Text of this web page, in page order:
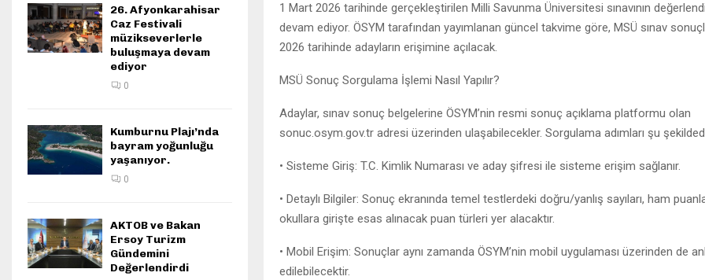
1 Mart 2026 tarihinde gerçekleştirilen Milli Savunma Üniversitesi sınavının
devam ediyor. ÖSYM tarafından yayımlanan güncel takvime göre, MSÜ sınav
2026 tarihinde adayların erişimine açılacak.
MSÜ Sonuç Sorgulama İşlemi Nasıl Yapılır?
Adaylar, sınav sonuç belgelerine ÖSYM’nin resmi sonuç açıklama platformu olan
sonuc.osym.gov.tr adresi üzerinden ulaşabilecekler. Sorgulama adımları şu
• Sisteme Giriş: T.C. Kimlik Numarası ve aday şifresi ile sisteme erişim sağlanır.
• Detaylı Bilgiler: Sonuç ekranında temel testlerdeki doğru/yanlış sayıları, ham
okullara girişte esas alınacak puan türleri yer alacaktır.
• Mobil Erişim: Sonuçlar aynı zamanda ÖSYM’nin mobil uygulaması üzerinden de
edilebilecektir.
26. Afyonkarahisar
Caz Festivali
müzikseverlerle
buluşmaya devam
ediyor
0
Kumburnu Plajı’nda
bayram yoğunluğu
yaşanıyor.
0
AKTOB ve Bakan
Ersoy Turizm
Gündemini
Değerlendirdi